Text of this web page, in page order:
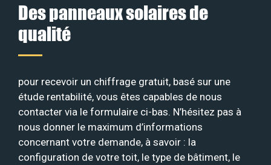
Des panneaux solaires de
qualité
pour recevoir un chiffrage gratuit, basé sur une
étude rentabilité, vous êtes capables de nous
contacter via le formulaire ci-bas. N’hésitez pas à
nous donner le maximum d’informations
concernant votre demande, à savoir : la
configuration de votre toit, le type de bâtiment, le